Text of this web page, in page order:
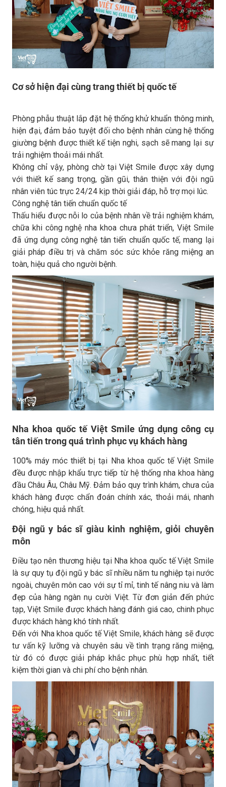
Cơ sở hiện đại cùng trang thiết bị quốc tế
Phòng phẫu thuật lắp đặt hệ thống khử khuẩn thông minh,
hiện đại, đảm bảo tuyệt đối cho bệnh nhân cùng hệ thống
giường bệnh được thiết kế tiện nghi, sạch sẽ mang lại sự
trải nghiệm thoải mái nhất.
Không chỉ vậy, phòng chờ tại Việt Smile được xây dựng
với thiết kế sang trọng, gần gũi, thân thiện với đội ngũ
nhân viên túc trực 24/24 kịp thời giải đáp, hỗ trợ mọi lúc.
Công nghệ tân tiến chuẩn quốc tế
Thấu hiểu được nỗi lo của bệnh nhân về trải nghiệm khám,
chữa khi công nghệ nha khoa chưa phát triển, Việt Smile
đã ứng dụng công nghệ tân tiến chuẩn quốc tế, mang lại
giải pháp điều trị và chăm sóc sức khỏe răng miệng an
toàn, hiệu quả cho người bệnh.
Nha khoa quốc tế Việt Smile ứng dụng công cụ
tân tiến trong quá trình phục vụ khách hàng
100% máy móc thiết bị tại Nha khoa quốc tế Việt Smile
đều được nhập khẩu trực tiếp từ hệ thống nha khoa hàng
đầu Châu Âu, Châu Mỹ. Đảm bảo quy trình khám, chưa của
khách hàng được chẩn đoán chính xác, thoải mái, nhanh
chóng, hiệu quả nhất.
Đội ngũ y bác sĩ giàu kinh nghiệm, giỏi chuyên
môn
Điều tạo nên thương hiệu tại Nha khoa quốc tế Việt Smile
là sự quy tụ đội ngũ y bác sĩ nhiều năm tu nghiệp tại nước
ngoài, chuyên môn cao với sự tỉ mỉ, tinh tế nâng niu và làm
đẹp của hàng ngàn nụ cười Việt. Từ đơn giản đến phức
tạp, Việt Smile được khách hàng đánh giá cao, chinh phục
được khách hàng khó tính nhất.
Đến với Nha khoa quốc tế Việt Smile, khách hàng sẽ được
tư vấn kỹ lưỡng và chuyên sâu về tình trạng răng miệng,
từ đó có được giải pháp khắc phục phù hợp nhất, tiết
kiệm thời gian và chi phí cho bệnh nhân.